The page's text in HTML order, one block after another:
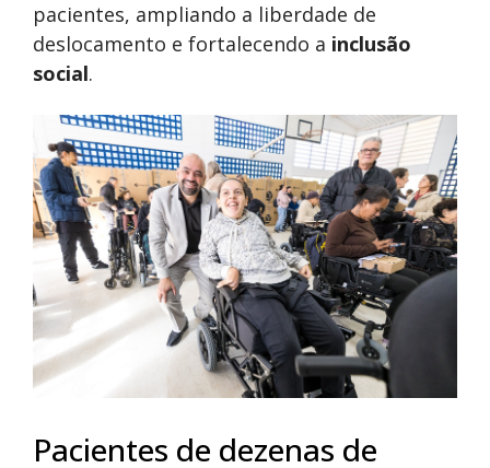
pacientes, ampliando a liberdade de
deslocamento e fortalecendo a inclusão
social.
Pacientes de dezenas de